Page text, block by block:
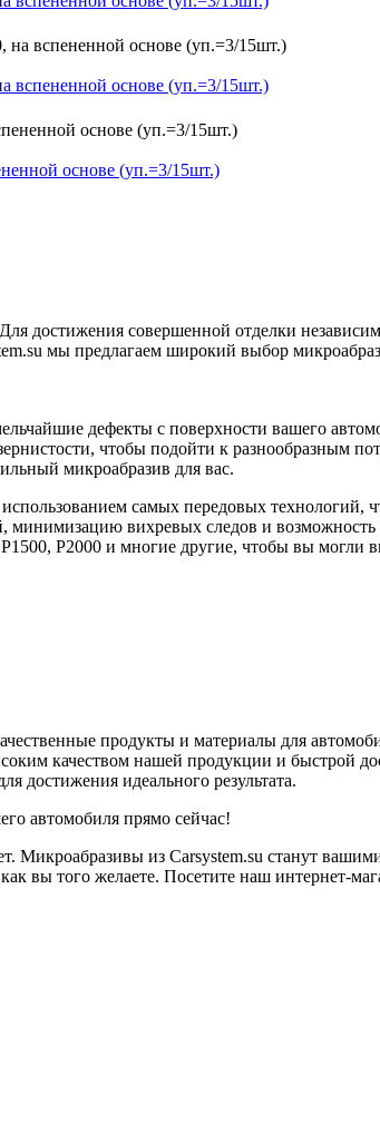
вспененной основе (уп.=3/15шт.)
основе (уп.=3/15шт.)
достижения совершенной отделки
мы предлагаем широкий выбор
дефекты с поверхности вашего
чтобы подойти к разнообразным
микроабразив для вас.
самых передовых технологий,
вихревых следов и
Р2000 и многие другие, чтобы вы могли
продукты и материалы для
качеством нашей продукции и быстрой
достижения идеального результата.
автомобиля прямо сейчас!
Микроабразивы из Carsystem.su станут
вы того желаете. Посетите наш интернет-